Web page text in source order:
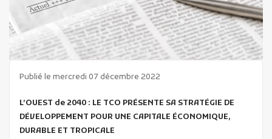
Publié le mercredi 07 décembre 2022
L’OUEST de 2040 : LE TCO PRÉSENTE SA STRATÉGIE DE
DÉVELOPPEMENT POUR UNE CAPITALE ÉCONOMIQUE,
DURABLE ET TROPICALE